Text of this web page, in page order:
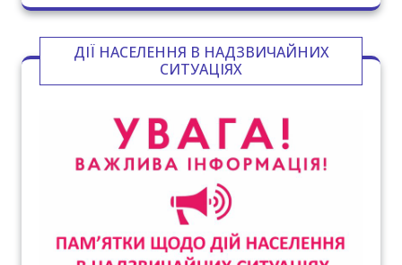
ДІЇ НАСЕЛЕННЯ В НАДЗВИЧАЙНИХ
СИТУАЦІЯХ